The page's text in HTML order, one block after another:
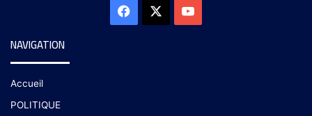
NAVIGATION
Accueil
POLITIQUE